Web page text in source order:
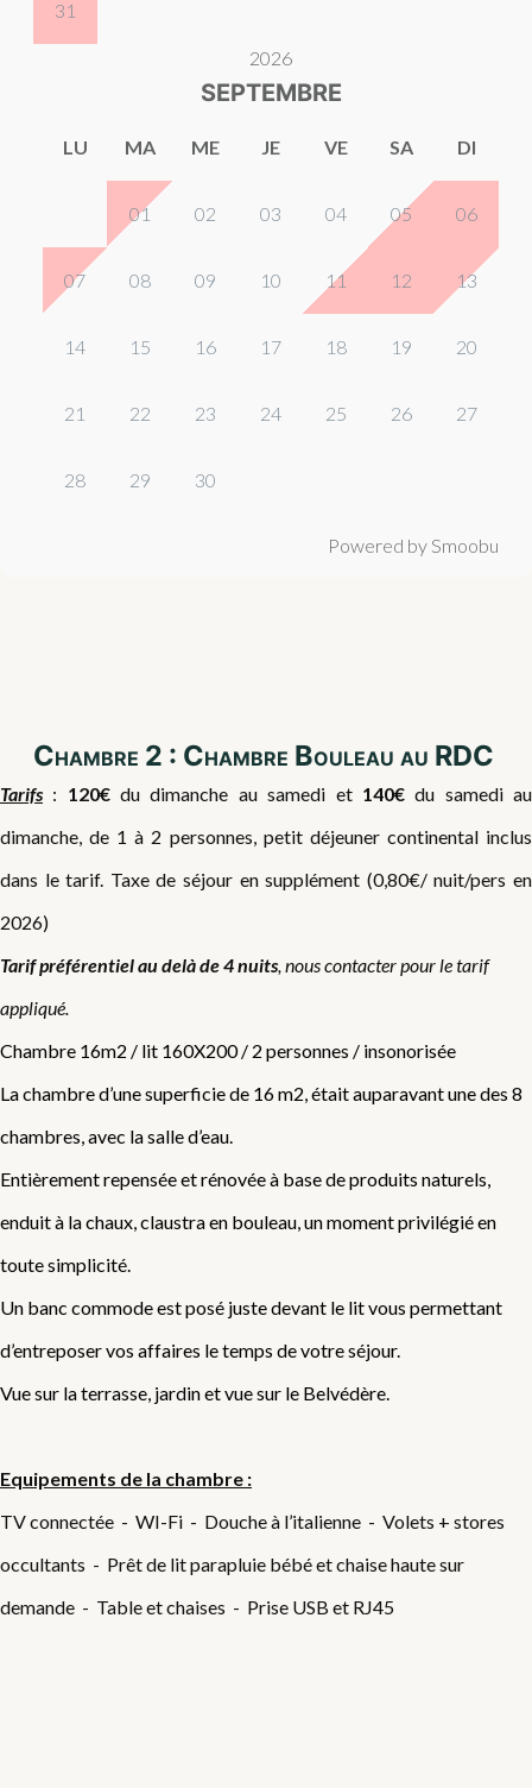
31
2026
SEPTEMBRE
LU MA ME JE VE SA DI
01 02 03 04 05 06
07 08 09 10 11 12 13
14 15 16 17 18 19 20
21 22 23 24 25 26 27
28 29 30
Powered by Smoobu
Chambre 2 : Chambre Bouleau au RDC
Tarifs : 120€du dimanche au samedi et 140€du samedi au
dimanche, de 1 à 2 personnes, petit déjeuner continental inclus
dans le tarif. Taxe de séjour en supplément (0,80€/ nuit/pers en
2026)
Tarif préférentiel au delà de 4 nuits , nous contacter pour le tarif
appliqué.
Chambre 16m2 / lit 160X200 / 2 personnes / insonorisée
La chambre d’une superficie de 16 m2, était auparavant une des 8
chambres, avec la salle d’eau.
Entièrement repensée et rénovée à base de produits naturels,
enduit à la chaux, claustra en bouleau, un moment privilégié en
toute simplicité.
Un banc commode est posé juste devant le lit vous permettant
d’entreposer vos affaires le temps de votre séjour.
Vue sur la terrasse, jardin et vue sur le Belvédère.
Equipements de la chambre :
TV connectée - WI-Fi - Douche à l’italienne - Volets + stores
occultants - Prêt de lit parapluie bébé et chaise haute sur
demande - Table et chaises - Prise USB et RJ45